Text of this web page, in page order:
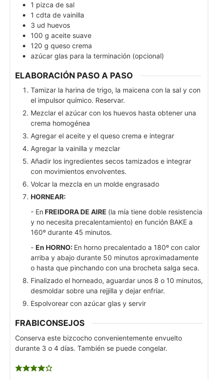
1 pizca de sal
1 cdta de vainilla
3 ud huevos
100 g aceite suave
120 g queso crema
azúcar glas para la terminación (opcional)
ELABORACIÓN PASO A PASO
Tamizar la harina de trigo, la maicena con la sal y con
el impulsor químico. Reservar.
Mezclar el azúcar con los huevos hasta obtener una
crema homogénea
Agregar el aceite y el queso crema e integrar
Agregar la vainilla y mezclar
Añadir los ingredientes secos tamizados e integrar
con movimientos envolventes.
Volcar la mezcla en un molde engrasado
HORNEAR:
- En FREIDORA DE AIRE (la mía tiene doble resistencia
y no necesita precalentamiento) en función BAKE a
160º durante 45 minutos.
- En HORNO: En horno precalentado a 180º con calor
arriba y abajo durante 50 minutos aproximadamente
o hasta que pinchando con una brocheta salga seca.
Finalizado el horneado, aguardar unos 8 o 10 minutos,
desmoldar sobre una rejjilla y dejar enfriar.
Espolvorear con azúcar glas y servir
FRABICONSEJOS
Conserva este bizcocho convenientemente envuelto
durante 3 o 4 días. También se puede congelar.